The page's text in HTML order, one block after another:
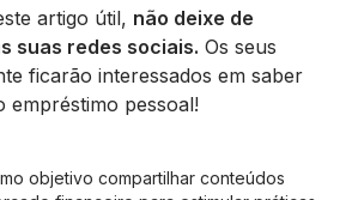
artigo útil, não deixe de
suas redes sociais. Os seus
ficarão interessados em saber
empréstimo pessoal!
objetivo compartilhar conteúdos